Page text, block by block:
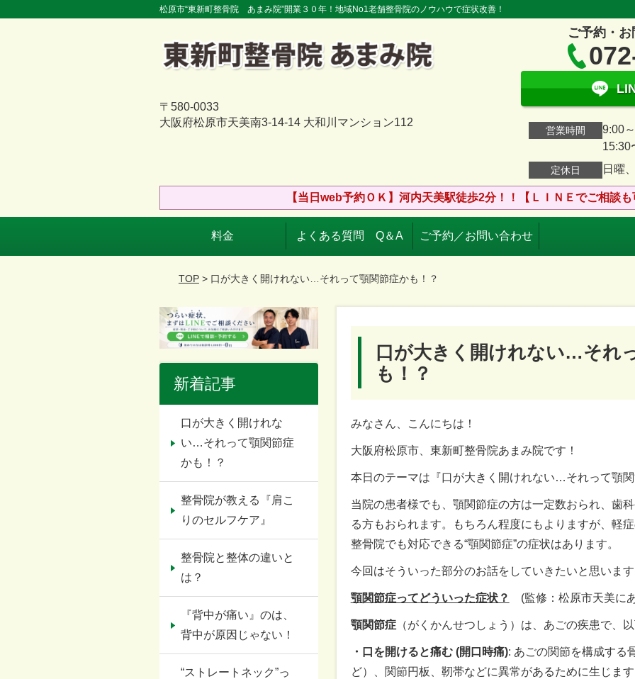
松原市“東新町整骨院 あまみ院”開業３０年！地域No1老舗整骨院のノウハウで症状改善！
〒580-0033
大阪府松原市天美南3-14-14 大和川マンション112
ご予約・
営業時間
9:00
15:30
定休日 日曜
【当日web予約ＯＫ】河内天美駅徒歩2分！！【ＬＩＮＥでご相談
料金 よくある質問 Q＆A ご予約／お問い合わせ
TOP> 口が大きく開けれない…それって顎関節症かも！？
口が大きく開けれない…それ
も！？
みなさん、こんにちは！
大阪府松原市、東新町整骨院あまみ院です！
本日のテーマは『口が大きく開けれない…それって顎
当院の患者様でも、顎関節症の方は一定数おられ、歯
る方もおられます。もちろん程度にもよりますが、軽
整骨院でも対応できる“顎関節症”の症状はあります。
今回はそういった部分のお話をしていきたいと思いま
顎関節症ってどういった症状？ (監修： 松原市天美に
顎関節症（がくかんせつしょう）は、あごの疾患で、
・口を開けると痛む (開口時痛): あごの関節を構成する
ど）、関節円板、靭帯などに異常があるために生じま
新着記事
口が大きく開けれな
い…それって顎関節症
かも！？
整骨院が教える『肩こ
りのセルフケア』
整骨院と整体の違いと
は？
『背中が痛い』のは、
背中が原因じゃない！
“ストレートネック”っ